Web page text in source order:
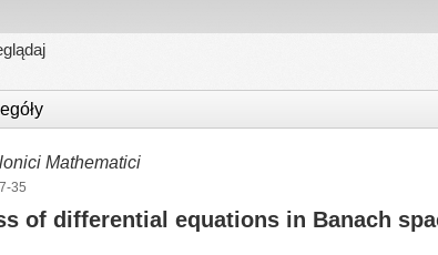
Mathematici
35
of differential equations in Banach